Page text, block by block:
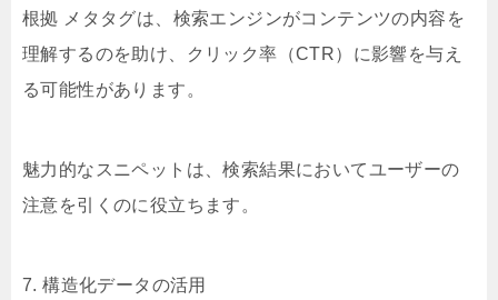
根拠 メタタグは、検索エンジンがコンテンツの内容を
理解するのを助け、クリック率（CTR）に影響を与え
る可能性があります。
魅力的なスニペットは、検索結果においてユーザーの
注意を引くのに役立ちます。
7. 構造化データの活用